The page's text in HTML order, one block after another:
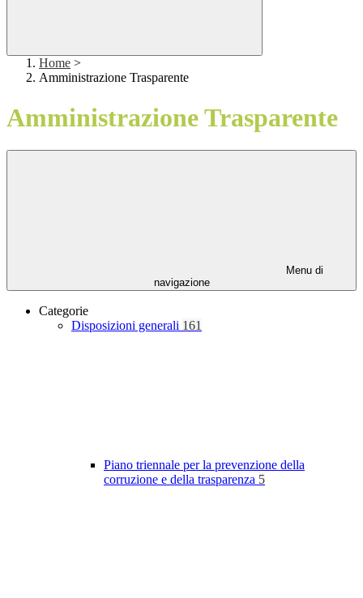
Home >
Amministrazione Trasparente
Amministrazione Trasparente
Menu di
navigazione
Categorie
Disposizioni generali 161
Piano triennale per la prevenzione della
corruzione e della trasparenza 5